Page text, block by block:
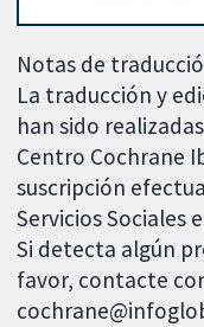
Notas de
La traducción y
han sido
Centro Cochrane
suscripción
Servicios Sociales
Si detecta algún
favor, contacte